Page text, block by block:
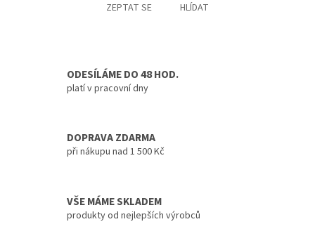
ZEPTAT SE HLÍDAT
ODESÍLÁME DO 48 HOD.
platí v pracovní dny
DOPRAVA ZDARMA
při nákupu nad 1 500 Kč
VŠE MÁME SKLADEM
produkty od nejlepších výrobců